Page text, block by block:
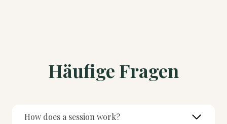
Häufige Fragen
How does a session work?